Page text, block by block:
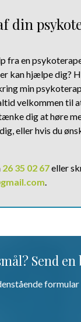
din
fra en
kan hjælpe dig?
min
velkommen til
dig at høre
eller hvis du
26 35 02 67eller
.
Send en
formular